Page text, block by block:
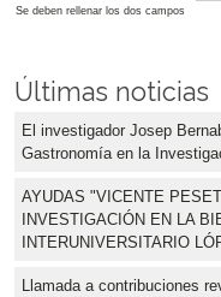
Se deben rellenar los dos campos
Últimas noticias
El investigador Josep
Gastronomía en la
AYUDAS "VICENTE
INVESTIGACIÓN EN LA
INTERUNIVERSITARIO
Llamada a contribuciones